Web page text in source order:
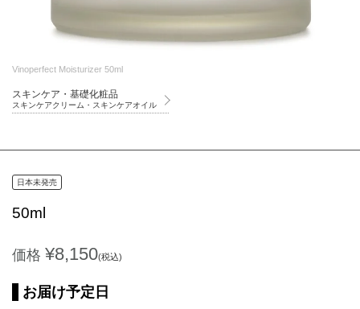
Vinoperfect Moisturizer 50ml
スキンケア・基礎化粧品
スキンケアクリーム・スキンケアオイル
日本未発売
50ml
価格 ¥8,150(税込)
お届け予定日